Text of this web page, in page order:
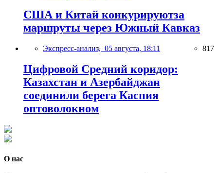
США и Китай конкурируютза
маршруты через Южный Кавказ
Экспресс-анализ, 05 августа, 18:11 817
Цифровой Средний коридор:
Казахстан и Азербайджан
соединили берега Каспия
оптоволокном
О нас